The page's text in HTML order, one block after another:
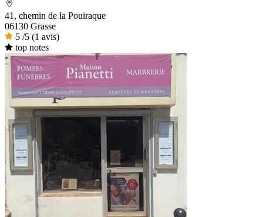
41, chemin de la Pouiraque
06130 Grasse
5 /5 (1 avis)
top notes